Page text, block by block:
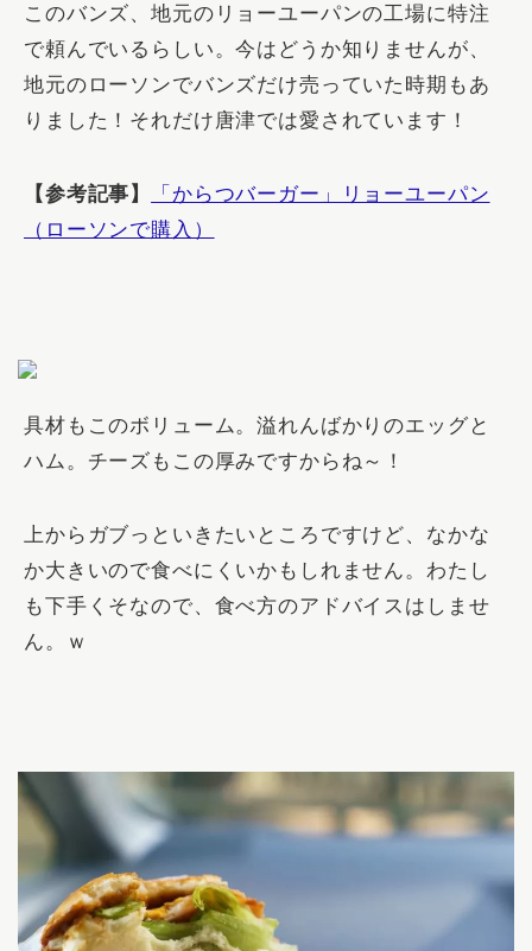
このバンズ、地元のリョーユーパンの工場に特注
で頼んでいるらしい。今はどうか知りませんが、
地元のローソンでバンズだけ売っていた時期もあ
りました！それだけ唐津では愛されています！
【参考記事】
「からつバーガー」リョーユーパン
（ローソンで購入）
具材もこのボリューム。溢れんばかりのエッグと
ハム。チーズもこの厚みですからね～！
上からガブっといきたいところですけど、なかな
か大きいので食べにくいかもしれません。わたし
も下手くそなので、食べ方のアドバイスはしませ
ん。ｗ